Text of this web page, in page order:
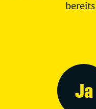
bereits
Ja